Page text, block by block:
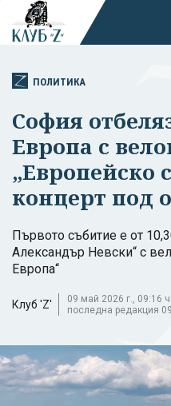
ПОЛИТИКА
София
Европа с
„Европейско
концерт под
Първото събитие е от
Александър Невски“ с
Европа“
Клуб 'Z'
09 май 2026 г., 09:16 ч.
последна редакция